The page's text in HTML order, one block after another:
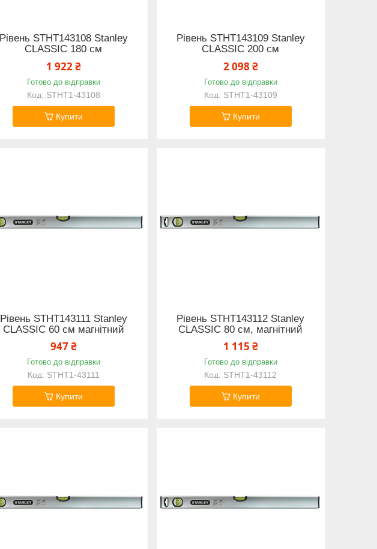
Рівень STHT143108 Stanley
CLASSIC 180 см
1 922 ₴
Готово до відправки
STHT1-43108
Купити
Рівень STHT143109 Stanley
CLASSIC 200 см
2 098 ₴
Готово до відправки
STHT1-43109
Купити
Рівень STHT143111 Stanley
CLASSIC 60 см магнітний
947 ₴
Готово до відправки
STHT1-43111
Купити
Рівень STHT143112 Stanley
CLASSIC 80 см, магнітний
1 115 ₴
Готово до відправки
STHT1-43112
Купити